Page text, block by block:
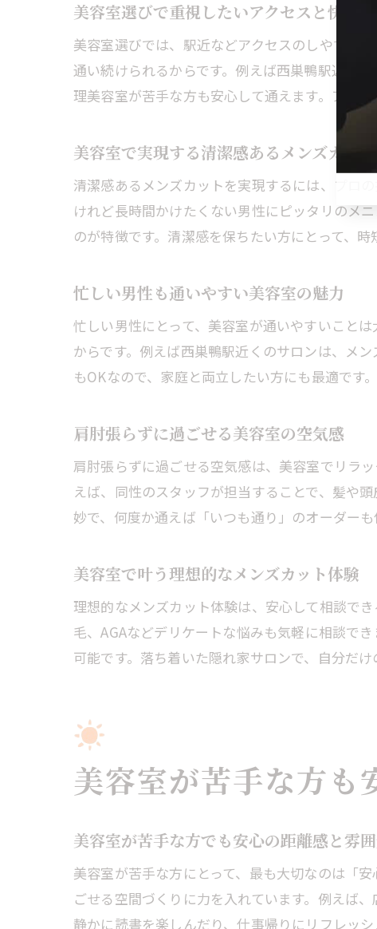
美容室選びで重視したいアクセスと快適空
美容室選びでは、駅近などアクセスのしやすさ
通い続けられるからです。例えば西巣鴨駅近く
理美容室が苦手な方も安心して通えます。アク
美容室で実現する清潔感あるメンズカット
清潔感あるメンズカットを実現するには、プロ
けれど長時間かけたくない男性にピッタリのメ
のが特徴です。清潔感を保ちたい方にとって、時
忙しい男性も通いやすい美容室の魅力
忙しい男性にとって、美容室が通いやすいこと
からです。例えば西巣鴨駅近くのサロンは、メ
もOKなので、家庭と両立したい方にも最適です
肩肘張らずに過ごせる美容室の空気感
肩肘張らずに過ごせる空気感は、美容室でリラ
えば、同性のスタッフが担当することで、髪や
妙で、何度か通えば「いつも通り」のオーダー
美容室で叶う理想的なメンズカット体験
理想的なメンズカット体験は、安心して相談で
毛、AGAなどデリケートな悩みも気軽に相談で
可能です。落ち着いた隠れ家サロンで、自分だ
美容室が苦手な方も
美容室が苦手な方でも安心の距離感と雰
美容室が苦手な方にとって、最も大切なのは「
ごせる空間づくりに力を入れています。例えば
静かに読書を楽しんだり、仕事帰りにリフレッ